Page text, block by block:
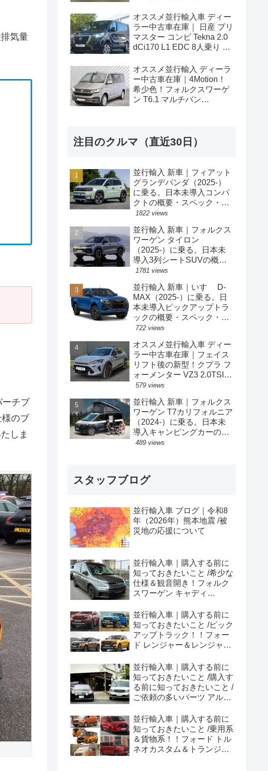
気量
ーチブ
のブ
しま
ロング 4Matic 9G-Tronic 左
ハンドル
オススメ並行輸入車 ディー
ラー中古車在庫｜ 日産 プリ
マスター コンビ Tekna 2.0
dCi170 L1 EDC 8人乗り 左
オススメ並行輸入 ディーラ
ー中古車在庫｜4Motion！
希少色！フォルクスワーゲ
ン T6.1 マルチバン
注目のクルマ（直近30日）
並行輸入 新車｜フィアット
グランデパンダ（2025-）
に乗る。日本未導入コンパ
クトの概要・スペック・価
格の情報。
1822 views
並行輸入 新車｜フォルクス
ワーゲン タイロン
（2025-）に乗る。日本未
導入3列シートSUVの概
要・スペック・価格の情
1781 views
並行輸入 新車｜いすゞ D-
MAX（2025-）に乗る。日
本未導入ピックアップトラ
ックの概要・スペック・価
格の情報。
722 views
オススメ並行輸入車 ディー
ラー中古車在庫｜フェイス
リフト後の新型！クプラ フ
ォーメンター VZ3 2.0TSI
333PS 4Drive 7DSG 右ハン
579 views
並行輸入 新車｜フォルクス
ワーゲン T7カリフォルニア
（2024-）に乗る。日本未
導入キャンピングカーの概
要・スペック・価格の情
489 views
スタッフブログ
並行輸入車 ブログ｜令和8
年（2026年）熊本地震 /被
災地の応援について
並行輸入車｜購入する前に
知っておきたいこと /希少な
仕様＆観音開き！フォルク
スワーゲン キャディ
並行輸入車｜購入する前に
知っておきたいこと /ピック
アップトラック！！フォー
ド レンジャー＆レンジャー
め！
並行輸入車｜購入する前に
知っておきたいこと /購入す
る前に知っておきたいこと /
ご依頼の多いパーツ アルピ
やカスタム・チューニング
パーツも何とかなる！②
並行輸入車｜購入する前に
知っておきたいこと /乗用系
＆貨物系！！フォード トル
ネオカスタム＆トランジッ